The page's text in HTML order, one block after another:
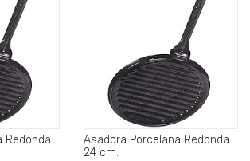
Redonda
Asadora Porcelana Redonda
24 cm. .